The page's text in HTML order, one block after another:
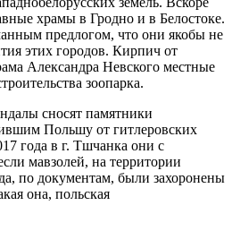
храмы в Гродно и в Белостоке.
предлогом, что они якобы не
этих городов. Кирпич от
Александра Невского местные
зоопарка.
сносят памятники
Польшу от гитлеровских
года в г. Тшчанка они с
мавзолей, на территории
по документам, были захоронены
она, польская